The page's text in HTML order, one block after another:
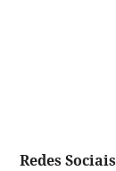
Redes Sociais